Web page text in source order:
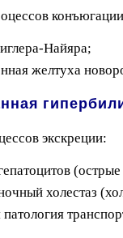
Найяра;
желтуха
экскреции:
холестаз